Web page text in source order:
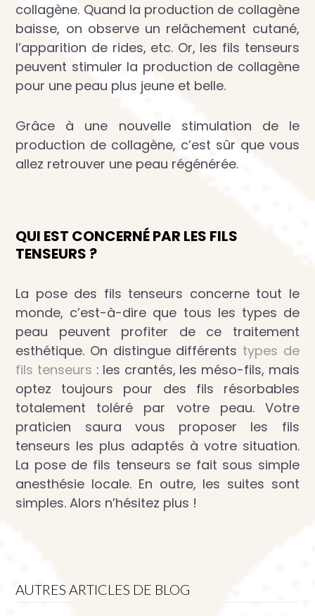
collagène. Quand la production de collagène
baisse, on observe un relâchement cutané,
l’apparition de rides, etc. Or, les fils tenseurs
peuvent stimuler la production de collagène
pour une peau plus jeune et belle.
Grâce à une nouvelle stimulation de le
production de collagène, c’est sûr que vous
allez retrouver une peau régénérée.
QUI EST CONCERNÉ PAR LES FILS
TENSEURS ?
La pose des fils tenseurs concerne tout le
monde, c’est-à-dire que tous les types de
peau peuvent profiter de ce traitement
esthétique. On distingue différents types de
fils tenseurs : les crantés, les méso-fils, mais
optez toujours pour des fils résorbables
totalement toléré par votre peau. Votre
praticien saura vous proposer les fils
tenseurs les plus adaptés à votre situation.
La pose de fils tenseurs se fait sous simple
anesthésie locale. En outre, les suites sont
simples. Alors n’hésitez plus !
AUTRES ARTICLES DE BLOG